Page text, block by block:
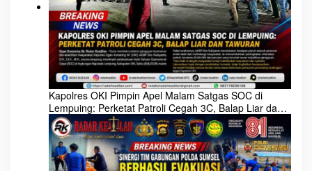
Kapolres OKI Pimpin Apel
Malam Satgas SOC di
Lempuing: Perketat Patroli
Cegah 3C, Balap Liar dan
Tawuran
Sinergi Tim Gabungan Polda
Sumsel Berhasil Evakuasi
Dua Korban Jatuh dari
Tongkang di Sungai Baung
OKI